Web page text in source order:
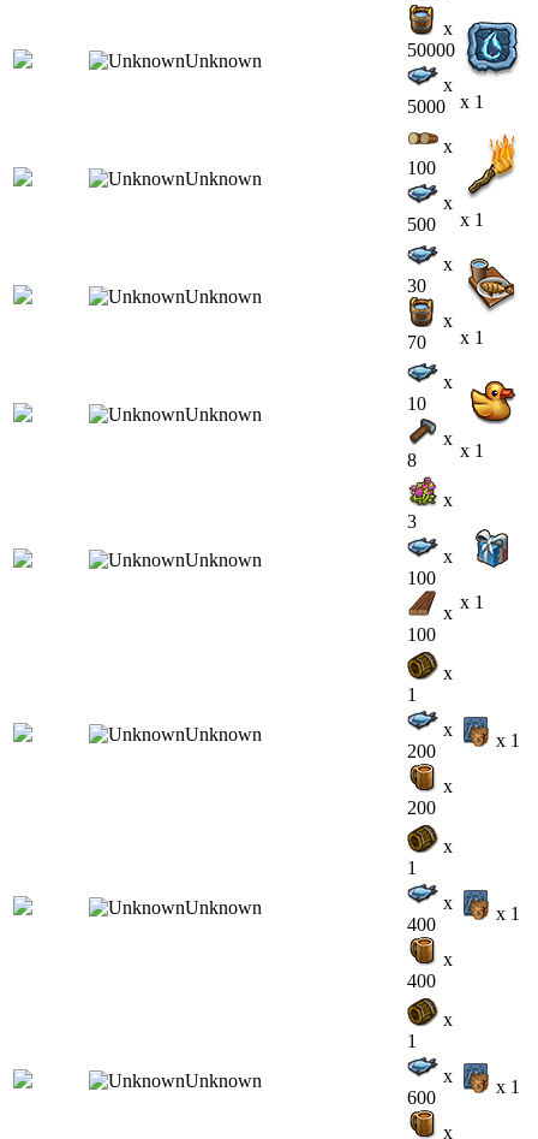
x
50000
x
5000
x 1
x
100
x
500
x 1
x
30
x
70
x 1
x
10
x
8
x 1
x
3
x
100
x
100
x 1
x
1
x
200
x
200
x 1
x
1
x
400
x
400
x 1
x
1
x
600
x
x 1